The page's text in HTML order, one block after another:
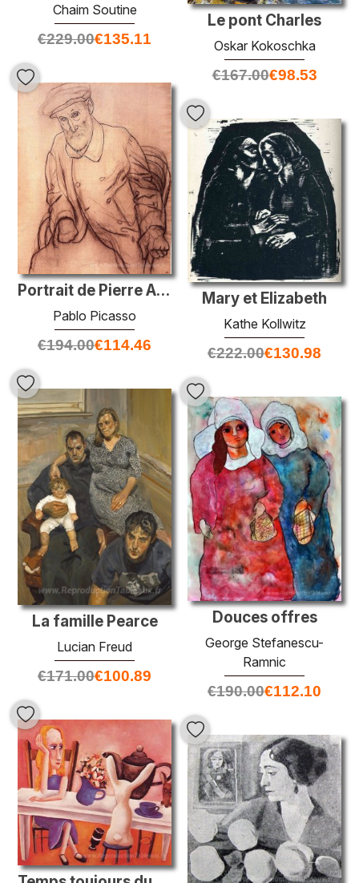
Chaim Soutine
€229.00€135.11
Le pont Charles
Oskar Kokoschka
€167.00€98.53
Portrait de Pierre Auguste Renoir
Pablo Picasso
€194.00€114.46
Mary et Elizabeth
Kathe Kollwitz
€222.00€130.98
La famille Pearce
Lucian Freud
€171.00€100.89
Douces offres
George Stefanescu-
Ramnic
€190.00€112.10